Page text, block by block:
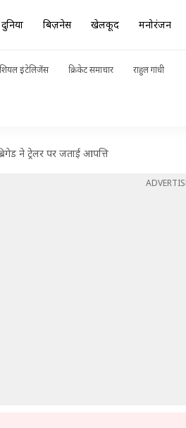
दुनिया बिज़नेस खेलकूद मनोरंजन
इंटेलिजेंस क्रिकेट समाचार राहुल गांधी
ने ट्रेलर पर जताई आपत्ति